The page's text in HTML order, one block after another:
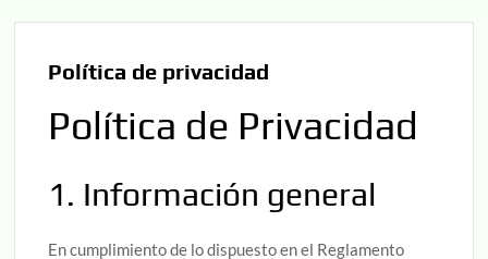
Política de privacidad
Política de Privacidad
1. Información general
En cumplimiento de lo dispuesto en el Reglamento